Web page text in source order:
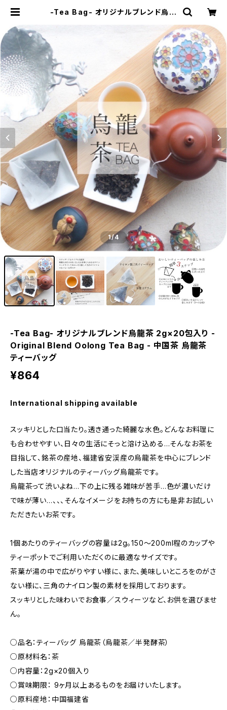
-Tea Bag- オリジナルブレンド烏龍
d Oolong Tea Bag - 中国茶 烏龍
1/4
-Tea Bag- オリジナルブレンド烏龍茶 2g×20包入り -
Original Blend Oolong Tea Bag - 中国茶 烏龍茶
ティーバッグ
¥864
International shipping available
スッキリとした口当たり。透き通った綺麗な水色。どんなお料理に
も合わせやすい、日々の生活にそっと溶け込める…そんなお茶を
目指して、銘茶の産地、福建省安渓産の烏龍茶を中心にブレンド
した当店オリジナルのティーバッグ烏龍茶です。
烏龍茶って渋いよね…下の上に残る雑味が苦手…色が濃いだけ
で味が薄い…、、、そんなイメージをお持ちの方にも是非お試しい
ただきたいお茶です。
1個あたりのティーバッグの容量は2g。150～200ml程のカップや
ティーポットでご利用いただくのに最適なサイズです。
茶葉が湯の中で広がりやすい様に、また、美味しいところをのがさ
ない様に、三角のナイロン製の素材を採用しております。
スッキリとした味わいでお食事／スウィーツなど、お供を選びませ
ん。
○品名：ティーバッグ 烏龍茶（烏龍茶／半発酵茶）
○原材料名：茶
○内容量：2g×20個入り
○賞味期限： 9ヶ月以上あるものをお届けいたします。
○原料産地：中国福建省